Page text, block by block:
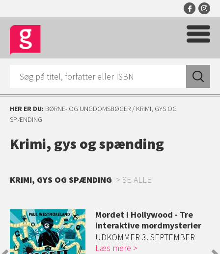
HER ER DU: BØRNE- OG UNGDOMSBØGER / KRIMI, GYS OG
SPÆNDING
Krimi, gys og spænding
KRIMI, GYS OG SPÆNDING SE ALLE
Mordet i Hollywood - Tre
interaktive mordmysterier
UDKOMMER 3. SEPTEMBER
Læs mere